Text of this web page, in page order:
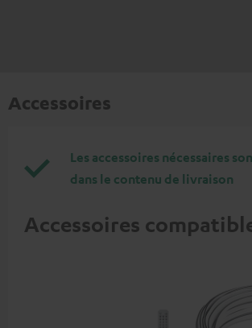
Accessoires
Les accessoires nécessaires
dans le contenu de livraison
Accessoires